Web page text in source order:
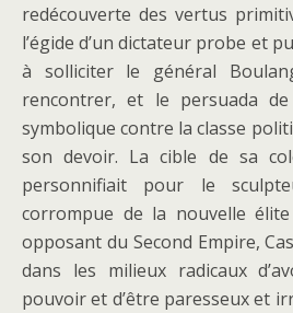
redécouverte des vertus
l’égide d’un dictateur probe et
à solliciter le général
rencontrer, et le persuada
symbolique contre la classe
son devoir. La cible de sa
personnifiait pour le
corrompue de la nouvelle élite
opposant du Second Empire,
dans les milieux radicaux
pouvoir et d’être paresseux et